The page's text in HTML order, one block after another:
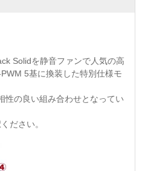
Solidを静音ファンで人気の高
5基に換装した特別仕様モ
性の良い組み合わせとなってい
ださい。